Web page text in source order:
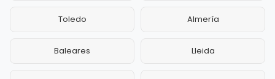
Toledo Almería
Baleares Lleida